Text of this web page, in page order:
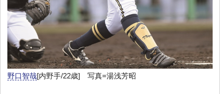
野口智哉[内野手/22歳] 写真=湯浅芳昭